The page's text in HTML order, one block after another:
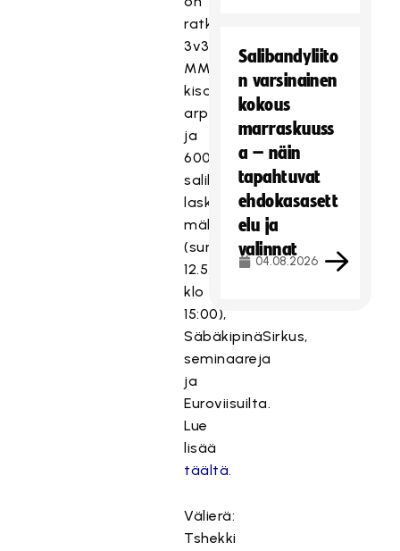
ratkaisuotteluita,
3v3
MM-
kisat,
arpajaiset
ja
6000
salibandypallon
laskeminen
mäkihyppytornista
(sunnuntaina
12.5.
klo
15:00),
SäbäkipinäSirkus,
seminaareja
ja
Euroviisuilta.
Lue
lisää
täältä.
Välierä:
Tshekki
Salibandyliito
n varsinainen
kokous
marraskuuss
a – näin
tapahtuvat
ehdokasasett
elu ja
valinnat
04.08.2026